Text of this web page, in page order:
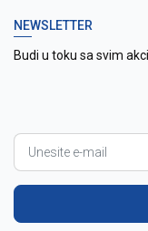
NEWSLETTER
Budi u toku sa svim